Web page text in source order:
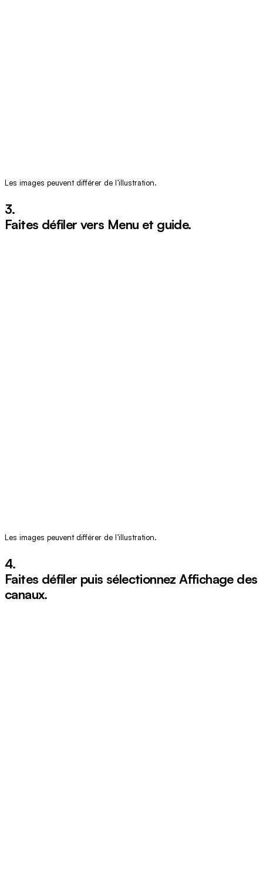
Les images peuvent différer de l’illustration.
3.
Faites défiler vers Menu et guide.
Les images peuvent différer de l’illustration.
4.
Faites défiler puis sélectionnezAffichage des
canaux.